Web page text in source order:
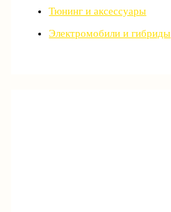
Тюнинг и аксессуары
Электромобили и гибриды